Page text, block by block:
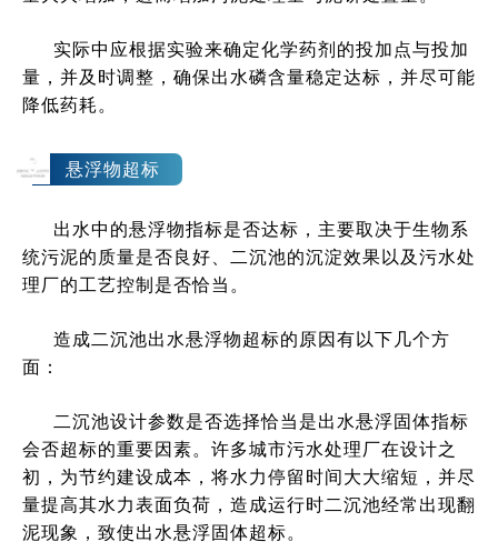
实际中应根据实验来确定化学药剂的投加点与投加
量，并及时调整，确保出水磷含量稳定达标，并尽可能
降低药耗。
5 悬浮物超标
出水中的悬浮物指标是否达标，主要取决于生物系
统污泥的质量是否良好、二沉池的沉淀效果以及污水处
理厂的工艺控制是否恰当。
造成二沉池出水悬浮物超标的原因有以下几个方
面：
二沉池设计参数是否选择恰当是出水悬浮固体指标
会否超标的重要因素。许多城市污水处理厂在设计之
初，为节约建设成本，将水力停留时间大大缩短，并尽
量提高其水力表面负荷，造成运行时二沉池经常出现翻
泥现象，致使出水悬浮固体超标。